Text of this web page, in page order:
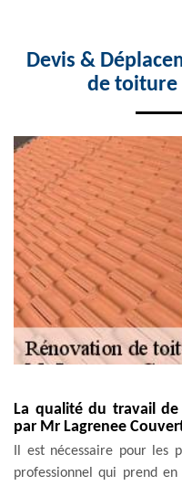
Devis &
de toiture
La qualité du travail
par Mr Lagrenee
Il est nécessaire pour les
professionnel qui prend